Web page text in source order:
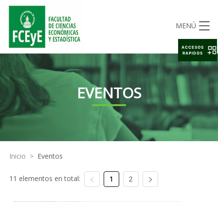
MENÚ
EVENTOS
Inicio > Eventos
11 elementos en total: 1 2
ACCESOS
RAPIDOS